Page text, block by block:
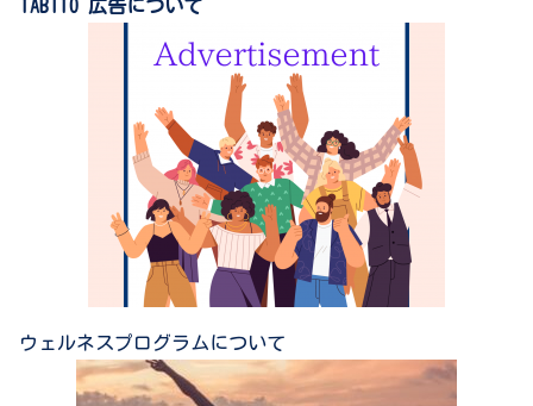
TABITO 広告について
ウェルネスプログラムについて